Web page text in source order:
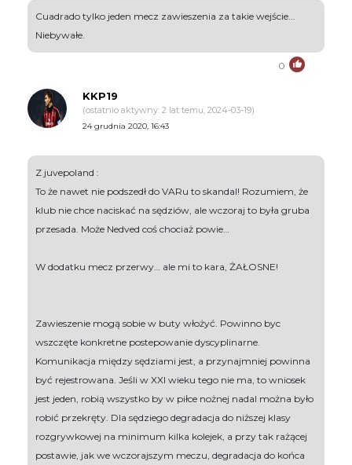
Cuadrado tylko jeden mecz zawieszenia za takie wejście...
Niebywałe.
0
KKP19
(ostatnio aktywny: 2 lat temu, 2024-03-19)
24 grudnia 2020, 16:43
Z juvepoland :
To że nawet nie podszedł do VARu to skandal! Rozumiem, że
klub nie chce naciskać na sędziów, ale wczoraj to była gruba
przesada. Może Nedved coś chociaż powie…
W dodatku mecz przerwy… ale mi to kara, ŻAŁOSNE!
Zawieszenie mogą sobie w buty włożyć. Powinno byc
wszczęte konkretne postepowanie dyscyplinarne.
Komunikacja między sędziami jest, a przynajmniej powinna
być rejestrowana. Jeśli w XXI wieku tego nie ma, to wniosek
jest jeden, robią wszystko by w piłce nożnej nadal można było
robić przekręty. Dla sędziego degradacja do niższej klasy
rozgrywkowej na minimum kilka kolejek, a przy tak rażącej
postawie, jak we wczorajszym meczu, degradacja do końca